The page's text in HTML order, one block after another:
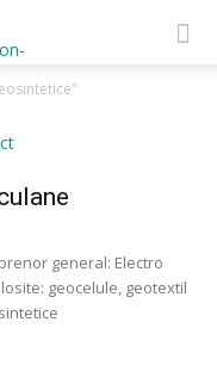
general: Electro
geocelule, geotextil